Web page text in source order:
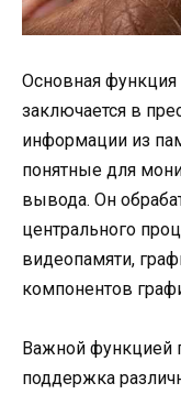
Основная функция
заключается в
информации из
понятные для
вывода. Он
центрального
видеопамяти,
компонентов
Важной функцией
поддержка